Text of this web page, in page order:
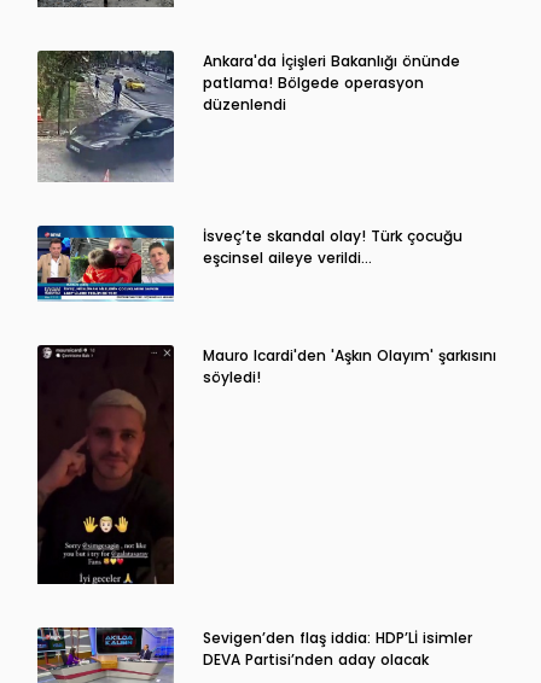
Ankara'da İçişleri Bakanlığı önünde
patlama! Bölgede operasyon
düzenlendi
İsveç’te skandal olay! Türk çocuğu
eşcinsel aileye verildi…
Mauro Icardi'den 'Aşkın Olayım' şarkısını
söyledi!
Sevigen’den flaş iddia: HDP’Lİ isimler
DEVA Partisi’nden aday olacak